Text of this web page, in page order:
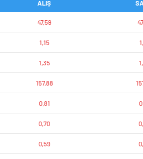
ALIŞ
47,59
1,15
1,35
157,88
0,81
0,70
0,59